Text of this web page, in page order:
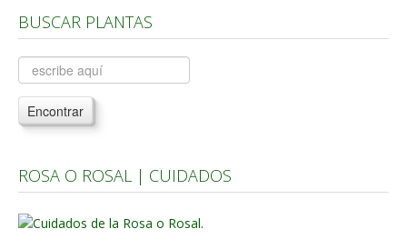
Árboles, Cicas y Palmeras de la G a la Z
Plantas Anuales y Perennes
Plantas Bulbosas y Acuáticas
Plantas de Interior
Plantas Aromáticas y de Huerto
Plantas Carnívoras y Orquídeas
BUSCAR PLANTAS
Encontrar
ROSA O ROSAL | CUIDADOS